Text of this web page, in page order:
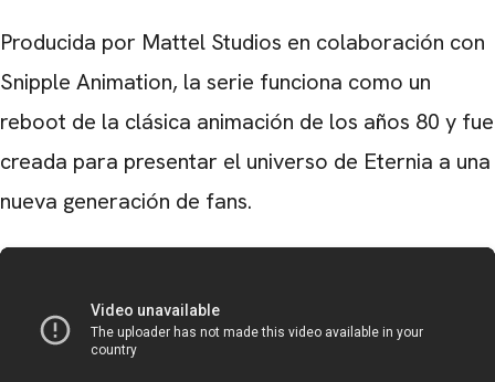
Producida por Mattel Studios en colaboración con
Snipple Animation, la serie funciona como un
reboot de la clásica animación de los años 80 y fue
creada para presentar el universo de Eternia a una
nueva generación de fans.